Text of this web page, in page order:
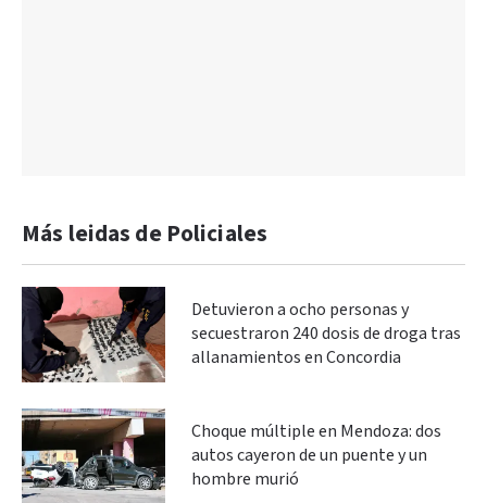
Más leidas de Policiales
Detuvieron a ocho personas y
secuestraron 240 dosis de droga tras
allanamientos en Concordia
Choque múltiple en Mendoza: dos
autos cayeron de un puente y un
hombre murió